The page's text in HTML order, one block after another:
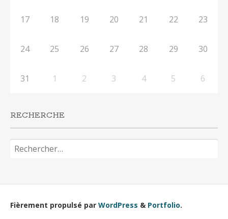
17 18 19 20 21 22 23
24 25 26 27 28 29 30
31 1 2 3 4 5 6
RECHERCHE
Fièrement propulsé par WordPress & Portfolio.